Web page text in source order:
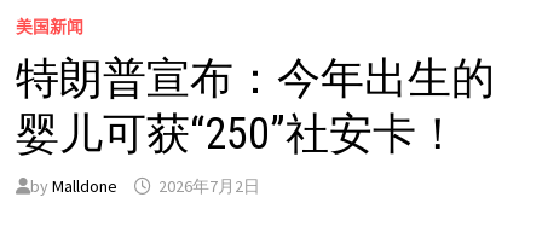
美国新闻
特朗普宣布：今年出生的
婴儿可获“250”社安卡！
by Malldone 2026年7月2日